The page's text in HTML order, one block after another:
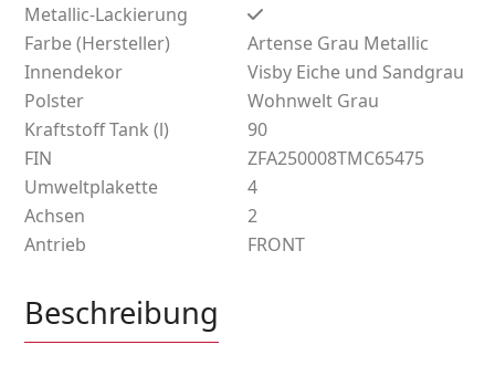
Metallic-Lackierung
Farbe (Hersteller)
Artense Grau Metallic
Innendekor
Visby Eiche und Sandgrau
Polster
Wohnwelt Grau
Kraftstoff Tank (l)
90
FIN
ZFA250008TMC65475
Umweltplakette
4
Achsen
2
Antrieb
FRONT
Beschreibung